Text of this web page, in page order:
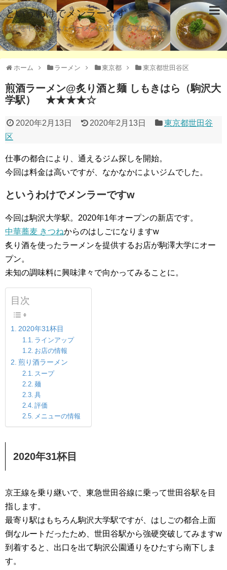
というわけでメンラーです
新店を中心に食べたラーメンを記録するブログです。
ホーム ラーメン 東京都 東京都世田谷区
煎酒ラーメン@炙り酒と麺 しもきはら（駒沢大
学駅） ★★★★☆
2020年2月13日 2020年2月13日
東京都世田谷
区
仕事の都合により、通えるジム探しを開始。
今回は料金は高いですが、なかなかによいジムでした。
というわけでメンラーですw
今回は駒沢大学駅。2020年1年オープンの新店です。
中華蕎麦 きつねからのはしごになりますw
炙り酒を使ったラーメンを提供するお店が駒澤大学にオー
プン。
未知の調味料に興味津々で向かってみることに。
目次
2020年31杯目
ラインアップ
お店の情報
煎り酒ラーメン
スープ
麺
具
評価
メニューの情報
2020年31杯目
京王線を乗り継いで、東急世田谷線に乗って世田谷駅を目
指します。
最寄り駅はもちろん駒沢大学駅ですが、はしごの都合上面
倒なルートだったため、世田谷駅から強硬突破してみますw
到着すると、出口を出て駒沢公園通りをひたすら南下しま
す。